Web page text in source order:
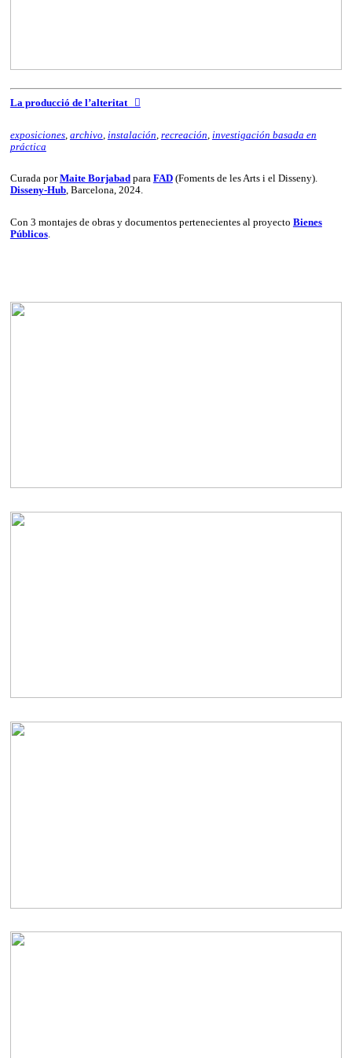
La producció de l’alteritat ︎︎︎
exposiciones, archivo instalación recreación investigación basada en
práctica
Curada porMaite Borjabadpara FAD(Foments de les Arts i el Disseny).
Disseny-Hub, Barcelona, 2024.
Con 3 montajes de obras y documentos pertenecientes al proyecto Bienes
Públicos.